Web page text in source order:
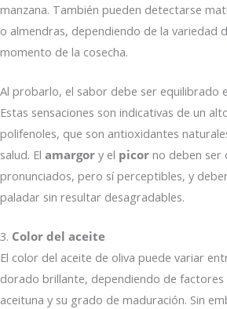
manzana. También pueden detectarse
o almendras, dependiendo de la variedad
momento de la cosecha.
Al probarlo, el sabor debe ser equilibrado
Estas sensaciones son indicativas de un
polifenoles, que son antioxidantes
salud. El amargor y el picor no deben ser
pronunciados, pero sí perceptibles, y
paladar sin resultar desagradables.
3. Color del aceite
El color del aceite de oliva puede variar
dorado brillante, dependiendo de
aceituna y su grado de maduración. Sin